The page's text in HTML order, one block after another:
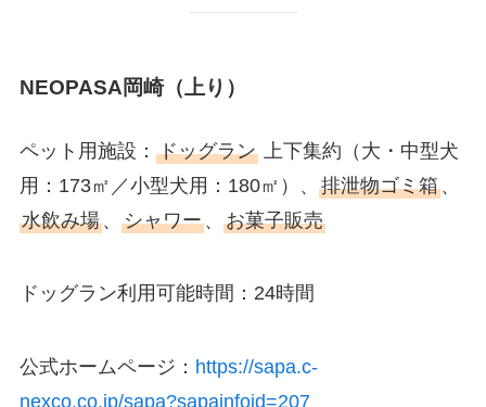
NEOPASA岡崎（上り）
ペット用施設： ドッグラン 上下集約 （大・中型犬
用：173㎡／小型犬用：180㎡）、 排泄物ゴミ箱、
水飲み場、 シャワー、 お菓子販売
ドッグラン利用可能時間：24時間
公式ホームページ： https://sapa.c-
nexco.co.jp/sapa?sapainfoid=207